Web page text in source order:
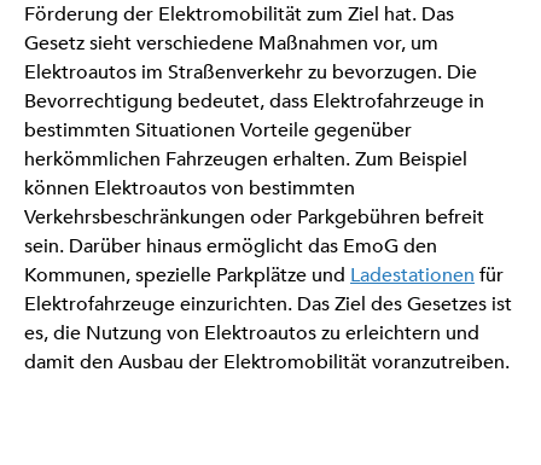
Förderung der Elektromobilität zum Ziel hat. Das
Gesetz sieht verschiedene Maßnahmen vor, um
Elektroautos im Straßenverkehr zu bevorzugen. Die
Bevorrechtigung bedeutet, dass Elektrofahrzeuge in
bestimmten Situationen Vorteile gegenüber
herkömmlichen Fahrzeugen erhalten. Zum Beispiel
können Elektroautos von bestimmten
Verkehrsbeschränkungen oder Parkgebühren befreit
sein. Darüber hinaus ermöglicht das EmoG den
Kommunen, spezielle Parkplätze und Ladestationen für
Elektrofahrzeuge einzurichten. Das Ziel des Gesetzes ist
es, die Nutzung von Elektroautos zu erleichtern und
damit den Ausbau der Elektromobilität voranzutreiben.